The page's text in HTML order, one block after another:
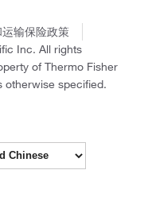
运输保险政策
Inc. All rights
of Thermo Fisher
otherwise specified.